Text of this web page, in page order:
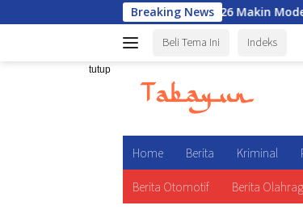
ke
Breaking News
Seleksi Akpol 2026 Makin Modern, Nilai Ujian Bisa
Beli Tema Ini
Indeks
tutup
Home Berita Kriminal
Berita Otomotif Berita